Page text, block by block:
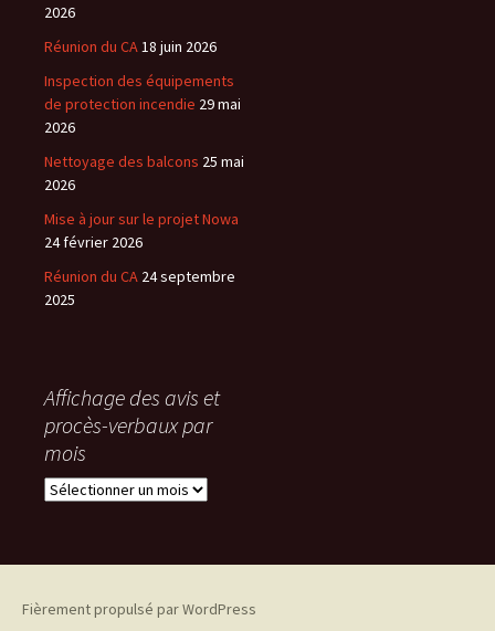
2026
Réunion du CA18 juin 2026
Inspection des équipements
de protection incendie 29 mai
2026
Nettoyage des balcons 25 mai
2026
Mise à jour sur le projet Nowa
24 février 2026
Réunion du CA 24 septembre
2025
Affichage des avis et
procès-verbaux par
mois
Affichage
verbaux
Fièrement propulsé par WordPress